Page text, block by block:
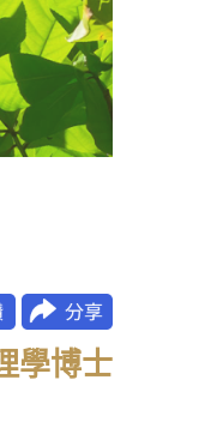
學博士